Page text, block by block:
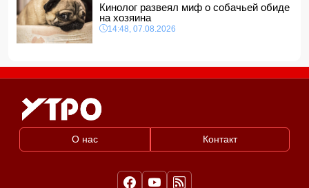
Кинолог развеял миф о собачьей обиде
на хозяина
14:48, 07.08.2026
О нас Контакт